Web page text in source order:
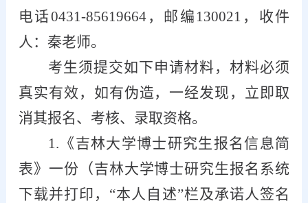
电话0431-85619664，邮编130021，收件
人：秦老师。
考生须提交如下申请材料，材料必须
真实有效，如有伪造，一经发现，立即取
消其报名、考核、录取资格。
1.《吉林大学博士研究生报名信息简
表》一份（吉林大学博士研究生报名系统
下载并打印，“本人自述”栏及承诺人签名